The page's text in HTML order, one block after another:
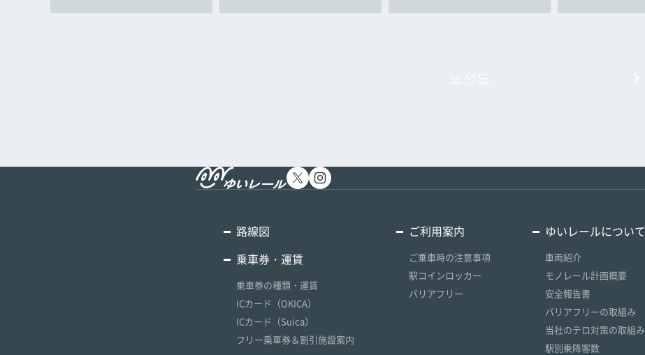
路線図
乗車券・運賃
乗車券の種類・運賃
ICカード（OKICA）
ICカード（Suica）
フリー乗車券＆割引施設案内
ご利用案内
ご乗車時の注意事項
駅コインロッカー
バリアフリー
ゆいレールについて
車両紹介
モノレール計画概要
安全報告書
バリアフリーの取組み
当社のテロ対策の取組み
駅別乗降客数